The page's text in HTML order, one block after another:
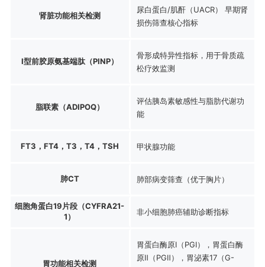
肾脏功能相关检测
尿白蛋白/肌酐（UACR） 早期肾
损伤筛查核心指标
Ⅰ型前胶原氨基端肽（PINP）
骨形成特异性指标，用于骨质疏
松疗效监测
脂联素（ADIPOQ）
评估胰岛素敏感性与脂肪代谢功
能
FT3，FT4，T3，T4，TSH 甲状腺功能
肺CT 肺部病变筛查（优于胸片）
细胞角蛋白19片段（CYFRA21-
1）
非小细胞肺癌辅助诊断指标
胃功能相关检测
胃蛋白酶原Ⅰ（PGI），胃蛋白酶
原Ⅱ（PGⅡ），胃泌素17（G-